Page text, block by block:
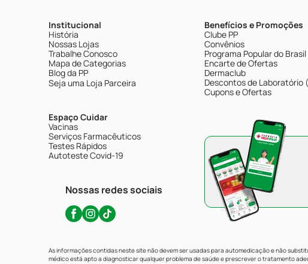
Institucional
História
Nossas Lojas
Trabalhe Conosco
Mapa de Categorias
Blog da PP
Seja uma Loja Parceira
Espaço Cuidar
Vacinas
Serviços Farmacêuticos
Testes Rápidos
Autoteste Covid-19
Nossas redes sociais
Benefícios e Promoções
Clube PP
Convênios
Programa Popular do Brasil
Encarte de Ofertas
Dermaclub
Descontos de Laboratório
Cupons e Ofertas
As informações contidas neste site não devem ser usadas para automedicação e não
médico está apto a diagnosticar qualquer problema de saúde e prescrever o tratamento